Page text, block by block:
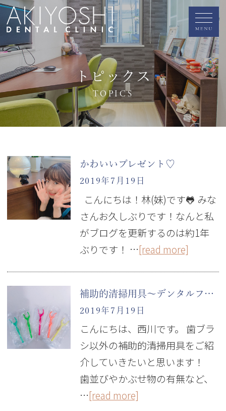
トピックス
TOPICS
かわいいプレゼント♡
2019年7月19日
こんにちは！林(妹)です🐸 みな
さんお久しぶりです！なんと私
がブログを更新するのは約1年
ぶりです！ …[read more]
補助的清掃用具～デンタルフロス～
2019年7月19日
こんにちは、西川です。 歯ブラ
シ以外の補助的清掃用具をご紹
介していきたいと思います！
歯並びやかぶせ物の有無など、
…[read more]